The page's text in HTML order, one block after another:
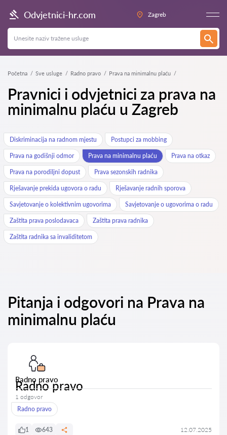
Odvjetnici-hr.com Zagreb
Početna Sve usluge Radno pravo Prava na minimalnu plaću
Pravnici i odvjetnici za prava na
minimalnu plaću u Zagreb
Diskriminacija na radnom mjestu Postupci za mobbing
Prava na godišnji odmor Prava na minimalnu plaću Prava na otkaz
Prava na porodiljni dopust Prava sezonskih radnika
Rješavanje prekida ugovora o radu Rješavanje radnih sporova
Savjetovanje o kolektivnim ugovorima Savjetovanje o ugovorima o radu
Zaštita prava poslodavaca Zaštita prava radnika
Zaštita radnika sa invaliditetom
Pitanja i odgovori na Prava na
minimalnu plaću
Radno pravo
Radno pravo
1 odgovor
Radno pravo
1 643 12.07.2025